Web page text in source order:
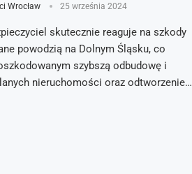
Wrocław 25 września 2024
skutecznie reaguje na szkody
powodzią na Dolnym Śląsku, co
szybszą odbudowę i
nieruchomości oraz odtworzenie…